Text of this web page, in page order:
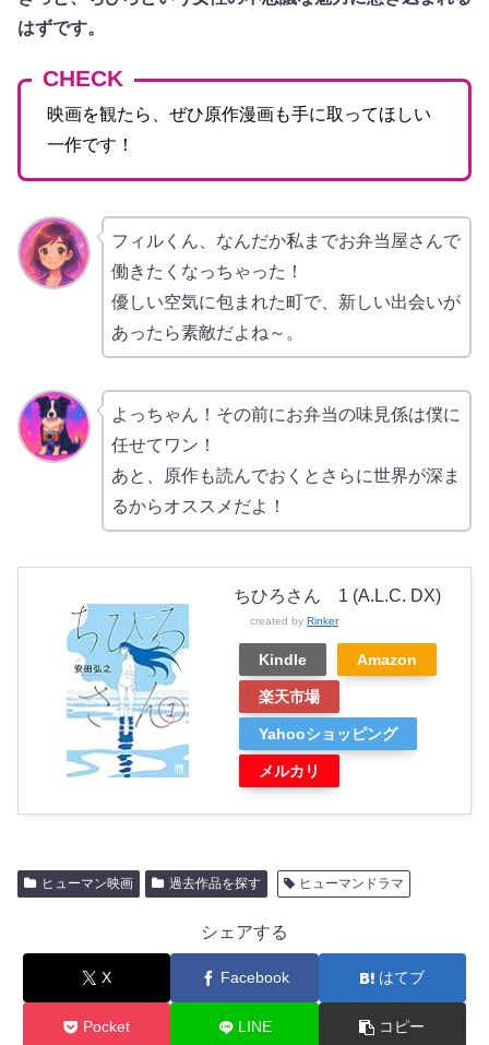
はずです。
CHECK
映画を観たら、ぜひ原作漫画も手に取ってほしい
一作です！
フィルくん、なんだか私までお弁当屋さんで
働きたくなっちゃった！
優しい空気に包まれた町で、新しい出会いが
あったら素敵だよね～。
よっちゃん！その前にお弁当の味見係は僕に
任せてワン！
あと、原作も読んでおくとさらに世界が深ま
るからオススメだよ！
ちひろさん 1 (A.L.C. DX)
created by Rinker
Kindle Amazon
楽天市場
Yahooショッピング
メルカリ
ヒューマン映画 過去作品を探す ヒューマンドラマ
シェアする
X Facebook はてブ
Pocket LINE コピー